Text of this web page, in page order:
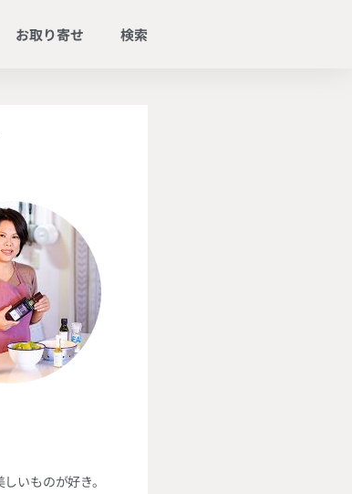
お取り寄せ 検索
いものが好き。